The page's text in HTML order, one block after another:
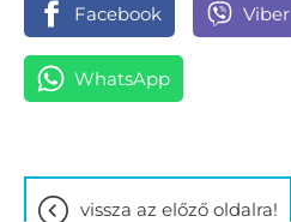
Facebook Viber
WhatsApp
vissza az előző oldalra!